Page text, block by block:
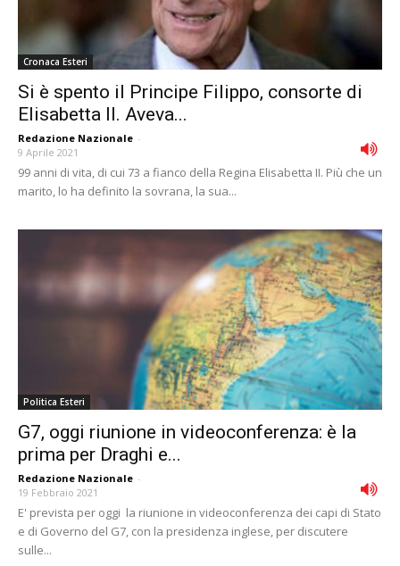
Cronaca Esteri
Si è spento il Principe Filippo, consorte di
Elisabetta II. Aveva...
Redazione Nazionale -
9 Aprile 2021
99 anni di vita, di cui 73 a fianco della Regina Elisabetta II. Più che un
marito, lo ha definito la sovrana, la sua...
Politica Esteri
G7, oggi riunione in videoconferenza: è la
prima per Draghi e...
Redazione Nazionale -
19 Febbraio 2021
E' prevista per oggi la riunione in videoconferenza dei capi di Stato
e di Governo del G7, con la presidenza inglese, per discutere
sulle...